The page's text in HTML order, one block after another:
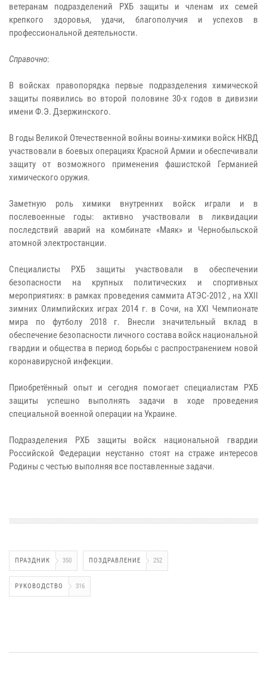
ветеранам подразделений РХБ защиты и членам их семей
крепкого здоровья, удачи, благополучия и успехов в
профессиональной деятельности.
Справочно:
В войсках правопорядка первые подразделения химической
защиты появились во второй половине 30-х годов в дивизии
имени Ф.Э. Дзержинского.
В годы Великой Отечественной войны воины-химики войск НКВД
участвовали в боевых операциях Красной Армии и обеспечивали
защиту от возможного применения фашистской Германией
химического оружия.
Заметную роль химики внутренних войск играли и в
послевоенные годы: активно участвовали в ликвидации
последствий аварий на комбинате «Маяк» и Чернобыльской
атомной электростанции.
Специалисты РХБ защиты участвовали в обеспечении
безопасности на крупных политических и спортивных
мероприятиях: в рамках проведения саммита АТЭС-2012 , на XXII
зимних Олимпийских играх 2014 г. в Сочи, на XXI Чемпионате
мира по футболу 2018 г. Внесли значительный вклад в
обеспечение безопасности личного состава войск национальной
гвардии и общества в период борьбы с распространением новой
коронавирусной инфекции.
Приобретённый опыт и сегодня помогает специалистам РХБ
защиты успешно выполнять задачи в ходе проведения
специальной военной операции на Украине.
Подразделения РХБ защиты войск национальной гвардии
Российской Федерации неустанно стоят на страже интересов
Родины с честью выполняя все поставленные задачи.
ПРАЗДНИК 350 ПОЗДРАВЛЕНИЕ 252
РУКОВОДСТВО 316